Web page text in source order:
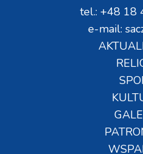
tel.: +48 18
e-mail: